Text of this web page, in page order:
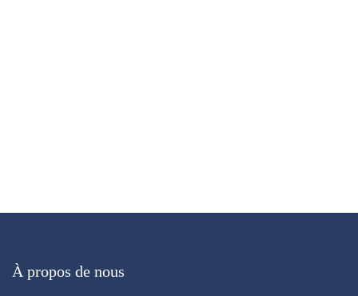
À propos de nous